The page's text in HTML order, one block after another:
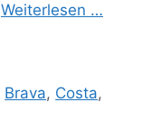
Weiterlesen …
Brava, Costa,